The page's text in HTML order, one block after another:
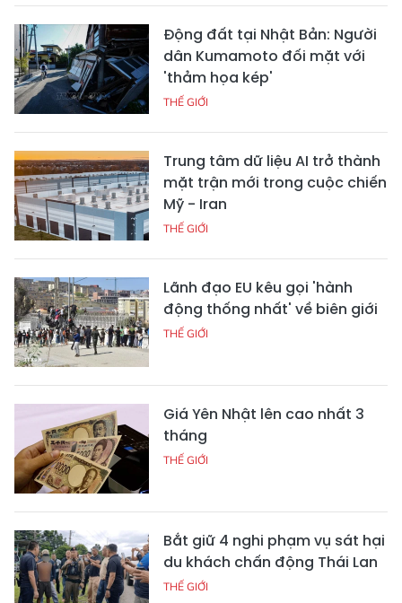
Động đất tại Nhật Bản: Người
dân Kumamoto đối mặt với
'thảm họa kép'
THẾ GIỚI
Trung tâm dữ liệu AI trở thành
mặt trận mới trong cuộc chiến
Mỹ - Iran
THẾ GIỚI
Lãnh đạo EU kêu gọi 'hành
động thống nhất' về biên giới
THẾ GIỚI
Giá Yên Nhật lên cao nhất 3
tháng
THẾ GIỚI
Bắt giữ 4 nghi phạm vụ sát hại
du khách chấn động Thái Lan
THẾ GIỚI